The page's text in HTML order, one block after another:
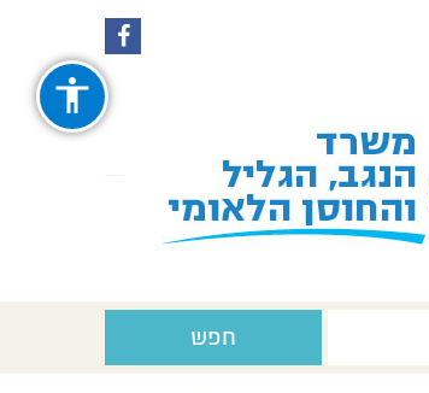
עקבו
אחרינו
ב-
Facebook
עקבו
Instagram
חפש